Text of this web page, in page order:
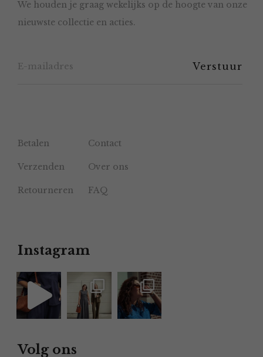
We houden je graag wekelijks op de hoogte van onze
nieuwste collectie en acties.
Betalen Contact
Verzenden Over ons
Retourneren FAQ
Instagram
Volg ons